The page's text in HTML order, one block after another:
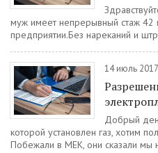
муж имеет непрерывный стаж 42
предприятии.Без нареканий и
14 июль
Добрый
которой установлен газ, хотим
Побежали в МЕК, они сказали мы